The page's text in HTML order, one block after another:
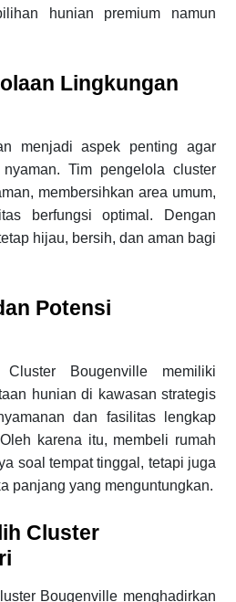
hunian premium namun
Lingkungan
menjadi aspek penting agar
Tim pengelola cluster
membersihkan area umum,
berfungsi optimal. Dengan
hijau, bersih, dan aman bagi
Potensi
Bougenville memiliki
hunian di kawasan strategis
dan fasilitas lengkap
karena itu, membeli rumah
soal tempat tinggal, tetapi juga
panjang yang menguntungkan.
Cluster
Bougenville menghadirkan